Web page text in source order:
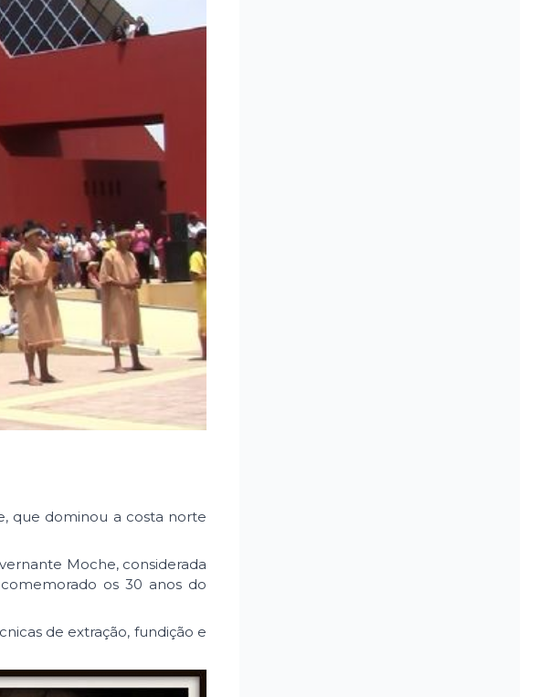
que dominou a costa norte
Moche, considerada
os 30 anos do
de extração, fundição e